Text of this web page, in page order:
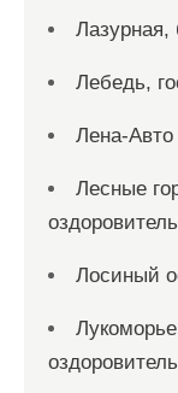
Лазурная,
Лебедь,
Лена-Авто
Лесные
Лосиный